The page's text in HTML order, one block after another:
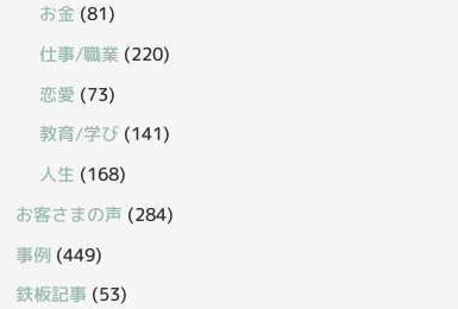
お金 (81)
仕事/職業 (220)
恋愛 (73)
教育/学び (141)
人生 (168)
お客さまの声 (284)
事例 (449)
鉄板記事 (53)